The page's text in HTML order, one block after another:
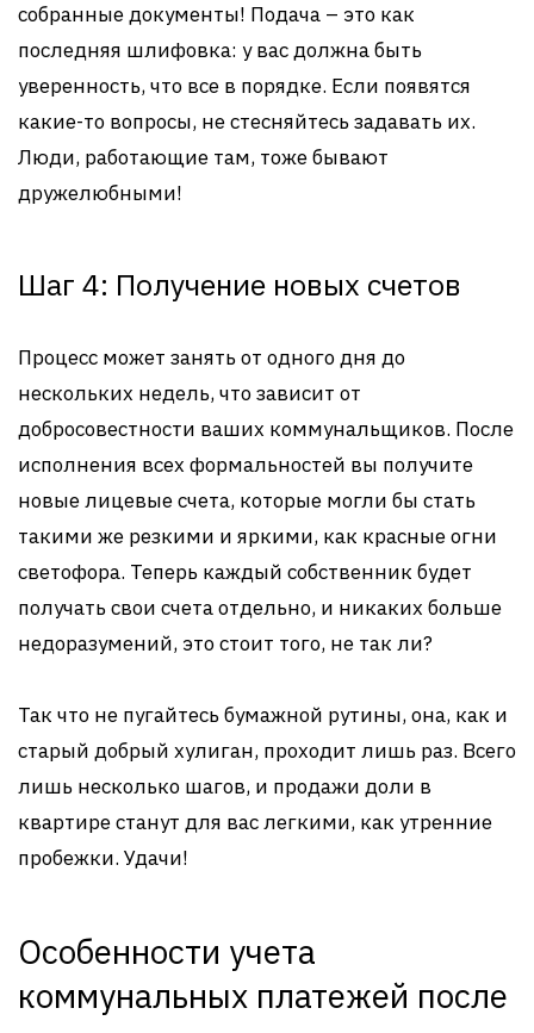
собранные документы! Подача – это как
последняя шлифовка: у вас должна быть
уверенность, что все в порядке. Если появятся
какие-то вопросы, не стесняйтесь задавать их.
Люди, работающие там, тоже бывают
дружелюбными!
Шаг 4: Получение новых счетов
Процесс может занять от одного дня до
нескольких недель, что зависит от
добросовестности ваших коммунальщиков. После
исполнения всех формальностей вы получите
новые лицевые счета, которые могли бы стать
такими же резкими и яркими, как красные огни
светофора. Теперь каждый собственник будет
получать свои счета отдельно, и никаких больше
недоразумений, это стоит того, не так ли?
Так что не пугайтесь бумажной рутины, она, как и
старый добрый хулиган, проходит лишь раз. Всего
лишь несколько шагов, и продажи доли в
квартире станут для вас легкими, как утренние
пробежки. Удачи!
Особенности учета
коммунальных платежей после